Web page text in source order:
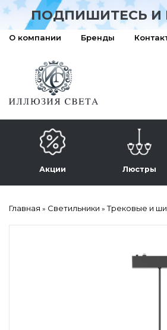
ПОДПИШИТЕСЬ И
О компании Бренды
Акции Люстры
Главная » Светильники »Трековые и